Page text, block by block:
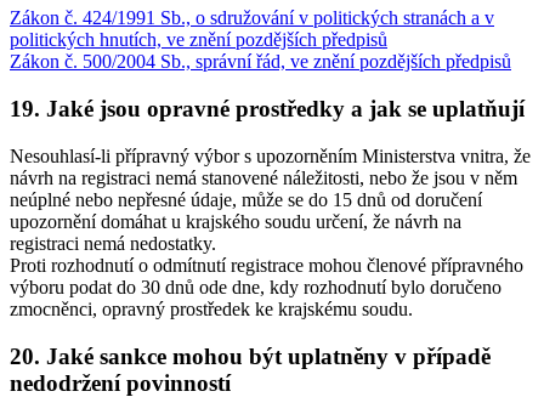
Zákon č. 424/1991 Sb., o sdružování v politických stranách a v
politických hnutích, ve znění pozdějších předpisů
Zákon č. 500/2004 Sb., správní řád, ve znění pozdějších předpisů
19. Jaké jsou opravné prostředky a jak se uplatňují
Nesouhlasí-li přípravný výbor s upozorněním Ministerstva vnitra, že
návrh na registraci nemá stanovené náležitosti, nebo že jsou v něm
neúplné nebo nepřesné údaje, může se do 15 dnů od doručení
upozornění domáhat u krajského soudu určení, že návrh na
registraci nemá nedostatky.
Proti rozhodnutí o odmítnutí registrace mohou členové přípravného
výboru podat do 30 dnů ode dne, kdy rozhodnutí bylo doručeno
zmocněnci, opravný prostředek ke krajskému soudu.
20. Jaké sankce mohou být uplatněny v případě
nedodržení povinností